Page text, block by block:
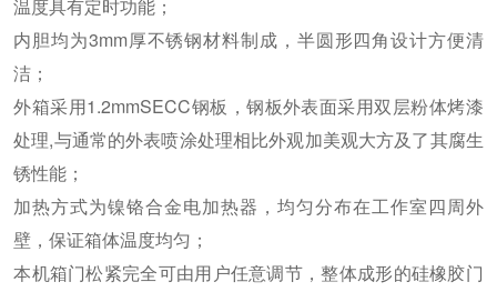
温度具有定时功能；
内胆均为3mm厚不锈钢材料制成，半圆形四角设计方便清
洁；
外箱采用1.2mmSECC钢板，钢板外表面采用双层粉体烤漆
处理,与通常的外表喷涂处理相比外观加美观大方及了其腐生
锈性能；
加热方式为镍铬合金电加热器，均匀分布在工作室四周外
壁，保证箱体温度均匀；
本机箱门松紧完全可由用户任意调节，整体成形的硅橡胶门